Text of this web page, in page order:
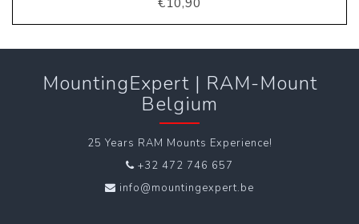
MountingExpert | RAM-Mount
Belgium
25 Years RAM Mounts Experience!
+32 472 746 657
info@mountingexpert.be